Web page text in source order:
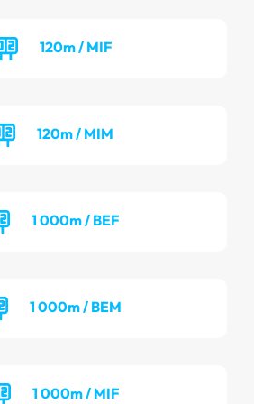
120m / MIF
120m / MIM
1 000m / BEF
1 000m / BEM
1 000m / MIF